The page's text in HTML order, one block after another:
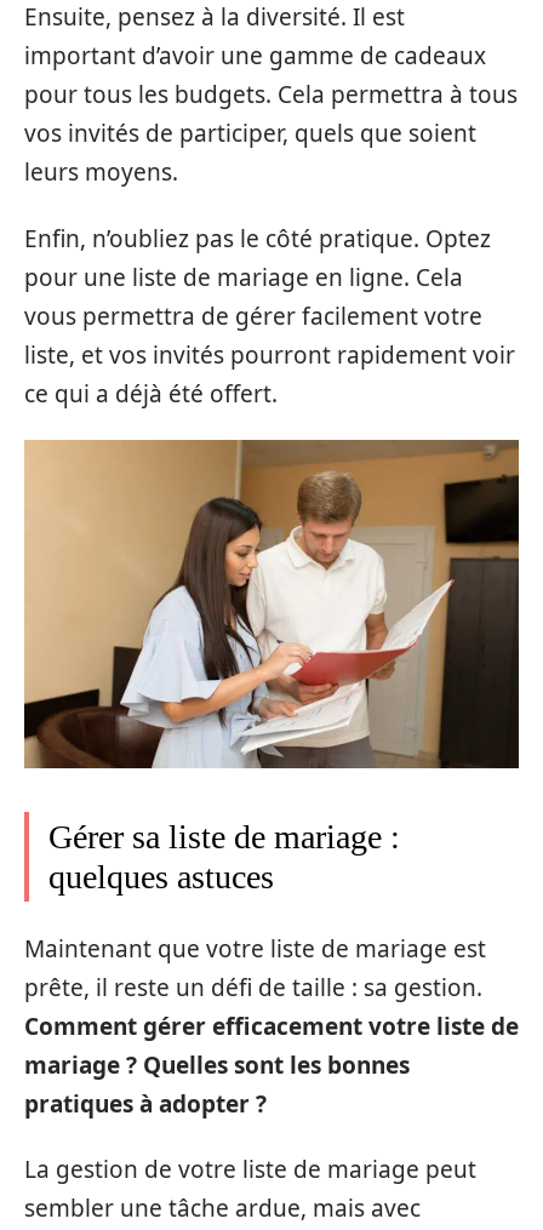
Ensuite, pensez à la diversité. Il est
important d’avoir une gamme de cadeaux
pour tous les budgets. Cela permettra à tous
vos invités de participer, quels que soient
leurs moyens.
Enfin, n’oubliez pas le côté pratique. Optez
pour une liste de mariage en ligne. Cela
vous permettra de gérer facilement votre
liste, et vos invités pourront rapidement voir
ce qui a déjà été offert.
Gérer sa liste de mariage :
quelques astuces
Maintenant que votre liste de mariage est
prête, il reste un défi de taille : sa gestion.
Comment gérer efficacement votre liste de
mariage ? Quelles sont les bonnes
pratiques à adopter ?
La gestion de votre liste de mariage peut
sembler une tâche ardue, mais avec